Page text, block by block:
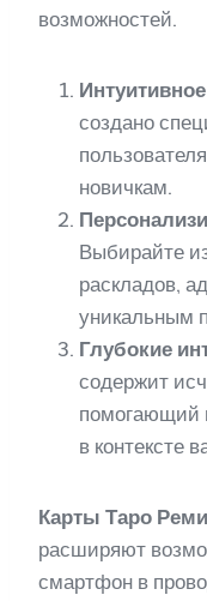
возможностей.
создано
новичкам.
Выбирайте
раскладов,
уникальным
Глубокие
содержит
помогающий
в контексте
Карты Таро
расширяют
смартфон в